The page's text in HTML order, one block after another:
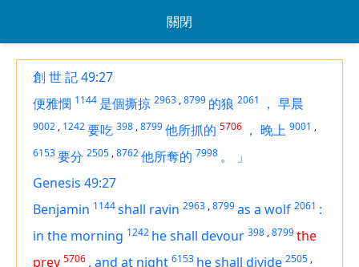
關閉
創 世 記 49:27
便雅憫 1144 是個撕掠 2963 ,8799 的狼 2061 ， 早晨
9002 , 1242要吃 398 ,8799他所抓的 5706 ， 晚上 9001 ,
6153要分 2505 ,8762他所奪的 7998 。
」
Genesis 49:27
Benjamin 1144shall ravin 2963 ,8799as a wolf 2061 :
in the morning 1242 he shall devour 398 ,8799the
prey 5706 , and at night 6153 he shall divide 2505 ,